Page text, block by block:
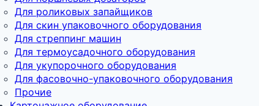
Для роликовых запайщиков
Для скин упаковочного оборудования
Для стреппинг машин
Для термоусадочного оборудования
Для укупорочного оборудования
Для фасовочно-упаковочного оборудования
Прочие